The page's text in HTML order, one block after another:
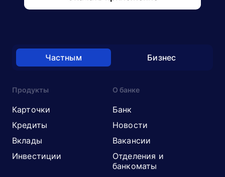
Частным Бизнес
Продукты
Карточки
Кредиты
Вклады
Инвестиции
О банке
Банк
Новости
Вакансии
Отделения и
банкоматы